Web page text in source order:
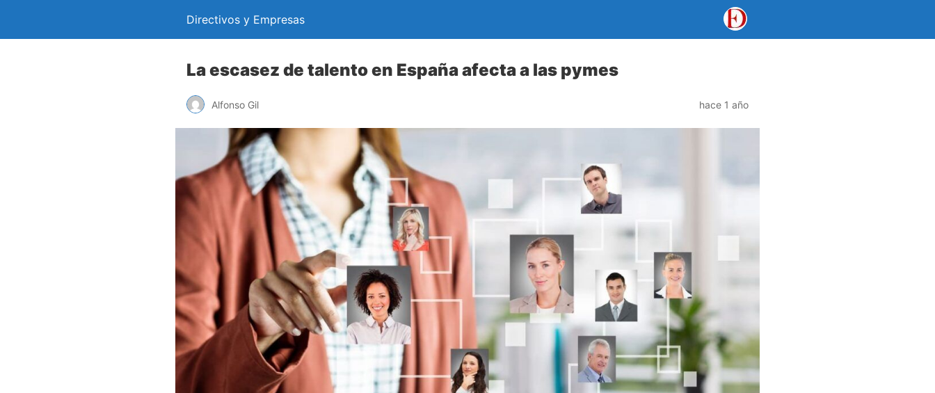
Directivos y Empresas
La escasez de talento en España afecta a las pymes
Alfonso Gil hace 1 año